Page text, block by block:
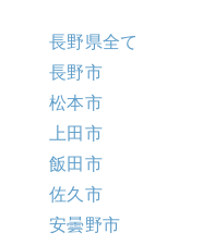
長野県全て
長野市
松本市
上田市
飯田市
佐久市
安曇野市